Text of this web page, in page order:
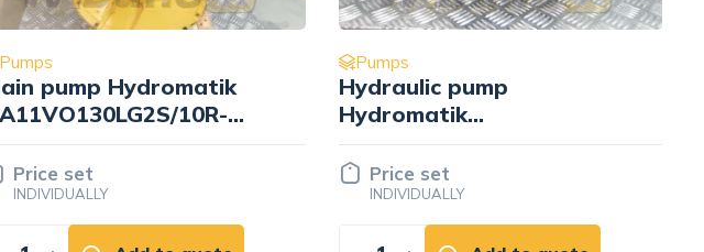
Pumps
pump
31L-
R910916472
Price set
INDIVIDUALLY
Pumps
Hydraulic pump
Hydromatik
A7VO80LRXD/60L-DZB01
226.22.04.07 / 5607713
Price set
INDIVIDUALLY